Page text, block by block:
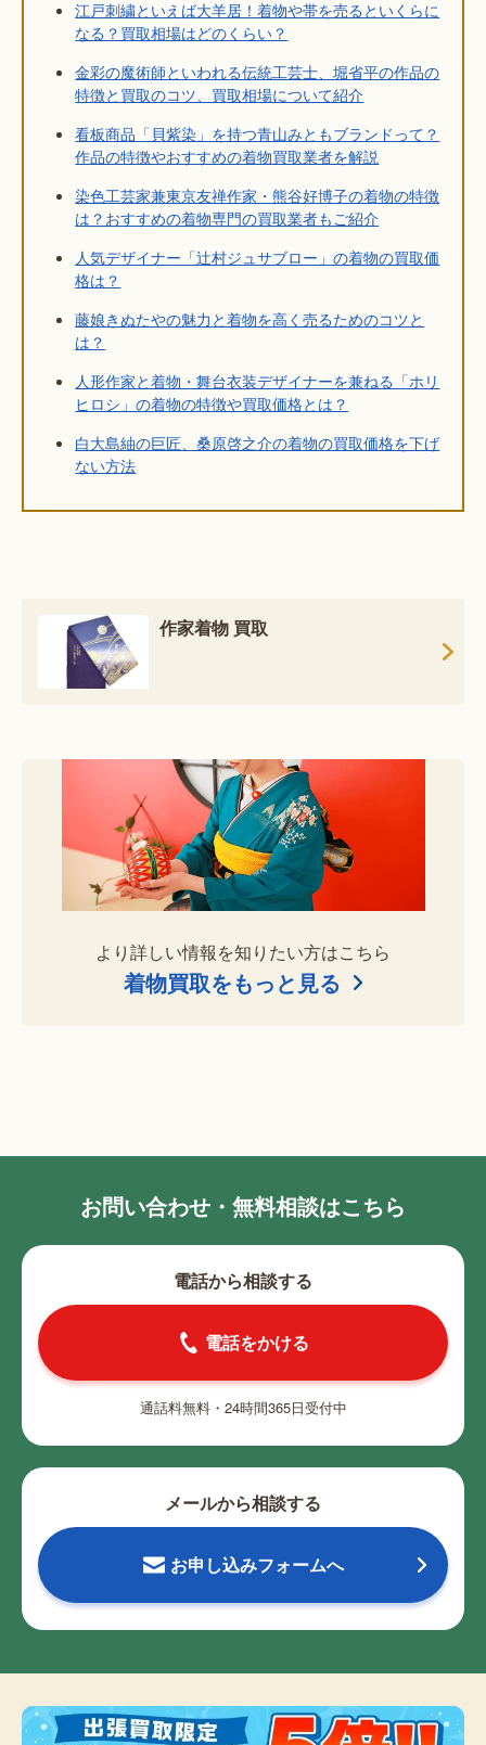
江戸刺繍といえば大羊居！着物や帯を売るといくらに
なる？買取相場はどのくらい？
金彩の魔術師といわれる伝統工芸士、堀省平の作品の
特徴と買取のコツ、買取相場について紹介
看板商品「貝紫染」を持つ青山みともブランドって？
作品の特徴やおすすめの着物買取業者を解説
染色工芸家兼東京友禅作家・熊谷好博子の着物の特徴
は？おすすめの着物専門の買取業者もご紹介
人気デザイナー「辻村ジュサブロー」の着物の買取価
格は？
藤娘きぬたやの魅力と着物を高く売るためのコツと
は？
人形作家と着物・舞台衣装デザイナーを兼ねる「ホリ
ヒロシ」の着物の特徴や買取価格とは？
白大島紬の巨匠、桑原啓之介の着物の買取価格を下げ
ない方法
作家着物 買取
より詳しい情報を知りたい方はこちら
着物買取をもっと見る
お問い合わせ・無料相談はこちら
電話から相談する
電話をかける
通話料無料・24時間365日受付中
メールから相談する
お申し込みフォームへ